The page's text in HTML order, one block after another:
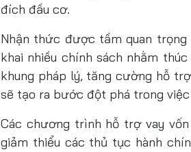
đích đầu cơ.
Nhận thức được tầm quan trọng
khai nhiều chính sách nhằm
khung pháp lý, tăng cường hỗ
sẽ tạo ra bước đột phá trong
Các chương trình hỗ trợ vay
giảm thiểu các thủ tục hành